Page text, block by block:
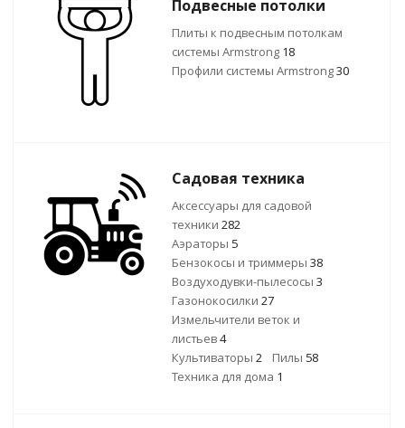
Подвесные потолки
Плиты к подвесным потолкам
системы Armstrong 18
Профили системы Armstrong30
Садовая техника
Аксессуары для садовой
техники 282
Аэраторы 5
Бензокосы и триммеры 38
Воздуходувки-пылесосы 3
Газонокосилки 27
Измельчители веток и
листьев4
Культиваторы 2 Пилы 58
Техника для дома 1